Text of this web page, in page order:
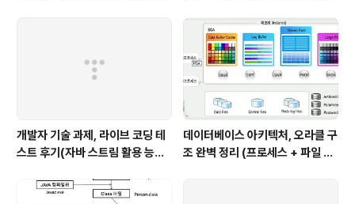
에서 시간 동기화하는 요구사항 처
리하기)
개발자 기술 과제, 라이브 코딩 테
스트 후기(자바 스트림 활용 능력
데이터베이스 아키텍처, 오라클 구
조 완벽 정리 (프로세스 + 파일 구